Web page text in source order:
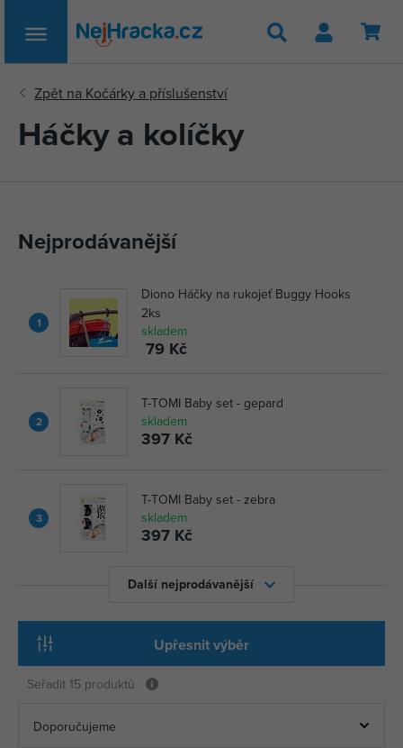
Hledat
Háčky a kolíčky
Nejprodávanější
1
Diono Háčky na rukojeť Buggy Hooks
2ks
skladem
79 Kč
2
T-TOMI Baby set - gepard
skladem
397 Kč
3
T-TOMI Baby set - zebra
skladem
397 Kč
Další nejprodávanější
Upřesnit výběr
Seřadit 15 produktů